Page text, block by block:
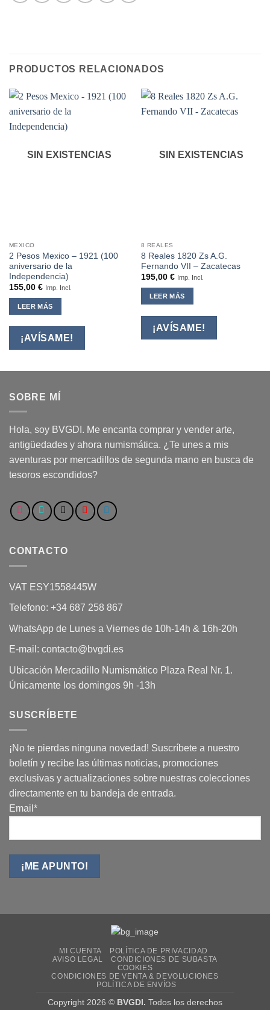
PRODUCTOS RELACIONADOS
SIN EXISTENCIAS
MÉXICO
2 Pesos Mexico – 1921 (100
aniversario de la
Independencia)
155,00 € Imp. Incl.
LEER MÁS
¡AVÍSAME!
SIN EXISTENCIAS
8 REALES
8 Reales 1820 Zs A.G.
Fernando VII – Zacatecas
195,00 € Imp. Incl.
LEER MÁS
¡AVÍSAME!
SOBRE MÍ
Hola, soy BVGDI. Me encanta comprar y vender arte,
antigüedades y ahora numismática. ¿Te unes a mis
aventuras por mercadillos de segunda mano en busca de
tesoros escondidos?
CONTACTO
VAT ESY1558445W
Telefono: +34 687 258 867
WhatsApp de Lunes a Viernes de 10h-14h & 16h-20h
E-mail: contacto@bvgdi.es
Ubicación Mercadillo Numismático Plaza Real Nr. 1.
Únicamente los domingos 9h -13h
SUSCRÍBETE
¡No te pierdas ninguna novedad! Suscríbete a nuestro
boletín y recibe las últimas noticias, promociones
exclusivas y actualizaciones sobre nuestras colecciones
directamente en tu bandeja de entrada.
Email*
MI CUENTA
POLÍTICA DE PRIVACIDAD
AVISO LEGAL
CONDICIONES DE SUBASTA
COOKIES
CONDICIONES DE VENTA & DEVOLUCIONES
POLÍTICA DE ENVÍOS
Copyright 2026 © BVGDI. Todos los derechos